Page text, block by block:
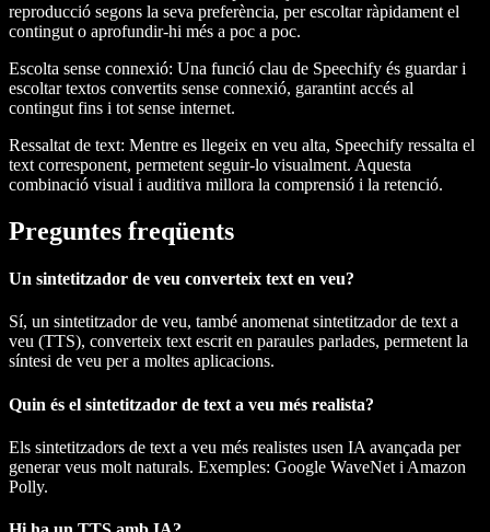
reproducció segons la seva preferència, per escoltar ràpidament el
contingut o aprofundir-hi més a poc a poc.
Escolta sense connexió: Una funció clau de Speechify és guardar i
escoltar textos convertits sense connexió, garantint accés al
contingut fins i tot sense internet.
Ressaltat de text: Mentre es llegeix en veu alta, Speechify ressalta el
text corresponent, permetent seguir-lo visualment. Aquesta
combinació visual i auditiva millora la comprensió i la retenció.
Preguntes freqüents
Un sintetitzador de veu converteix text en veu?
Sí, un sintetitzador de veu, també anomenat sintetitzador de text a
veu (TTS), converteix text escrit en paraules parlades, permetent la
síntesi de veu per a moltes aplicacions.
Quin és el sintetitzador de text a veu més realista?
Els sintetitzadors de text a veu més realistes usen IA avançada per
generar veus molt naturals. Exemples: Google WaveNet i Amazon
Polly.